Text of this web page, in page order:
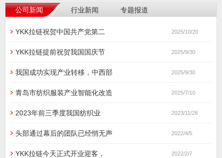
公司新闻 行业新闻 专题报道
YKK拉链祝贺中国共产党第二 2025/10/20
YKK拉链提前祝贺我国国庆节 2025/9/30
我国成功实现产业转移，中西部 2025/9/30
青岛市纺织服装产业智能化改造 2025/7/10
2023年前三季度我国纺织业 2023/11/28
头部通过幕后的团队已经悄无声 2022/4/5
YKK拉链今天正式开业迎客， 2022/2/7